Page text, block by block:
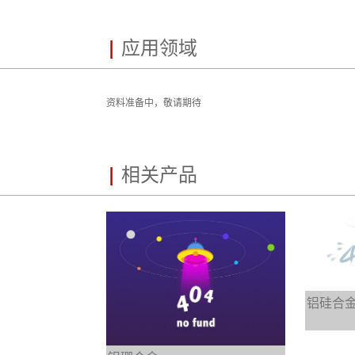
| 应用领域
资料准备中，敬请期待
| 相关产品
铝硅合